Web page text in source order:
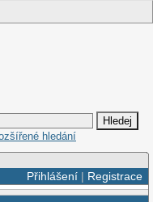
hledání
Přihlášení| Registrace